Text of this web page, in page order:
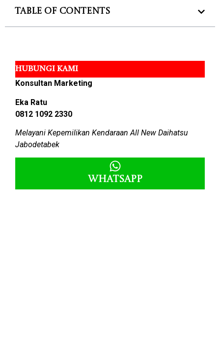
Table of Contents
HUBUNGI KAMI
Konsultan Marketing
Eka Ratu
0812 1092 2330
Melayani Kepemilikan Kendaraan All New Daihatsu
Jabodetabek
Whatsapp